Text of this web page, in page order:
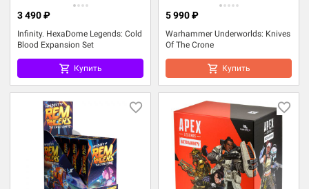
Infinity. HexaDome Legends: Cold
Blood Expansion Set
3 490 ₽
Купить
Warhammer Underworlds: Knives
Of The Crone
5 990 ₽
Купить